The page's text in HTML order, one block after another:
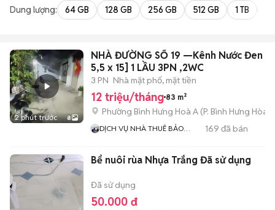
Dung lượng: 64 GB 128 GB 256 GB 512 GB 1 TB
2 phút trước 8
NHÀ ĐƯỜNG SỐ 19 —Kênh Nước Đen —[
5,5 x 15] 1 LẦU 3PN ,2WC
3 PN Nhà mặt phố, mặt tiền
12 triệu/tháng 83 m²
Phường Bình Hưng Hoà A (P. Bình Hưng Hòa
DỊCH VỤ NHÀ THUÊ BẢO
169 đã bán
Bể nuôi rùa Nhựa Trắng Đã sử dụng
Đã sử dụng
50.000 đ